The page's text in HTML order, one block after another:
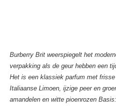
Burberry Brit weerspiegelt het
verpakking als de geur hebben een
Het is een klassiek parfum met
Italiaanse Limoen, ijzige peer en
amandelen en witte pioenrozen